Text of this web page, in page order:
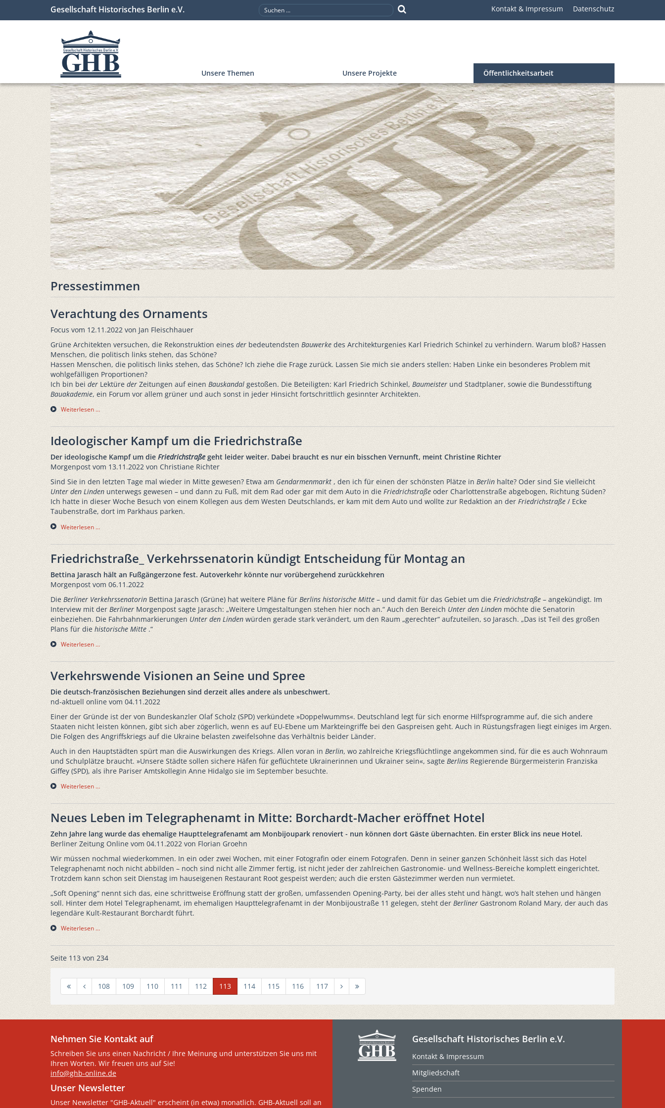
Gesellschaft Historisches Berlin e.V. Kontakt & Impressum Datenschutz
Unsere Themen Unsere Projekte Öffentlichkeitsarbeit
Pressestimmen
Verachtung des Ornaments
Focus vom 12.11.2022 von Jan Fleischhauer
Grüne Architekten versuchen, die Rekonstruktion eines der bedeutendsten Bauwerke des Architekturgenies Karl Friedrich Schinkel zu verhindern. Warum bloß? Hassen
Menschen, die politisch links stehen, das Schöne?
Hassen Menschen, die politisch links stehen, das Schöne? Ich ziehe die Frage zurück. Lassen Sie mich sie anders stellen: Haben Linke ein besonderes Problem mit
wohlgefälligen Proportionen?
Ich bin bei der Lektüre der Zeitungen auf einen Bauskandal gestoßen. Die Beteiligten: Karl Friedrich Schinkel, Baumeister und Stadtplaner, sowie die Bundesstiftung
Bauakademie, ein Forum vor allem grüner und auch sonst in jeder Hinsicht fortschrittlich gesinnter Architekten.
Weiterlesen …
Ideologischer Kampf um die Friedrichstraße
Der ideologische Kampf um die Friedrichstraße geht leider weiter. Dabei braucht es nur ein bisschen Vernunft, meint Christine Richter
Morgenpost vom 13.11.2022 von Christiane Richter
Sind Sie in den letzten Tage mal wieder in Mitte gewesen? Etwa am Gendarmenmarkt , den ich für einen der schönsten Plätze in Berlin halte? Oder sind Sie vielleicht
Unter den Linden unterwegs gewesen – und dann zu Fuß, mit dem Rad oder gar mit dem Auto in die Friedrichstraße oder Charlottenstraße abgebogen, Richtung Süden?
Ich hatte in dieser Woche Besuch von einem Kollegen aus dem Westen Deutschlands, er kam mit dem Auto und wollte zur Redaktion an der Friedrichstraße / Ecke
Taubenstraße, dort im Parkhaus parken.
Weiterlesen …
Friedrichstraße_ Verkehrssenatorin kündigt Entscheidung für Montag an
Bettina Jarasch hält an Fußgängerzone fest. Autoverkehr könnte nur vorübergehend zurückkehren
Morgenpost vom 06.11.2022
Die Berliner Verkehrssenatorin Bettina Jarasch (Grüne) hat weitere Pläne für Berlins historische Mitte – und damit für das Gebiet um die Friedrichstraße – angekündigt. Im
Interview mit der Berliner Morgenpost sagte Jarasch: „Weitere Umgestaltungen stehen hier noch an.“ Auch den Bereich Unter den Linden möchte die Senatorin
einbeziehen. Die Fahrbahnmarkierungen Unter den Linden würden gerade stark verändert, um den Raum „gerechter“ aufzuteilen, so Jarasch. „Das ist Teil des großen
Plans für die historische Mitte .“
Weiterlesen …
Verkehrswende Visionen an Seine und Spree
Die deutsch-französischen Beziehungen sind derzeit alles andere als unbeschwert.
nd-aktuell online vom 04.11.2022
Einer der Gründe ist der von Bundeskanzler Olaf Scholz (SPD) verkündete »Doppelwumms«. Deutschland legt für sich enorme Hilfsprogramme auf, die sich andere
Staaten nicht leisten können, gibt sich aber zögerlich, wenn es auf EU-Ebene um Markteingriffe bei den Gaspreisen geht. Auch in Rüstungsfragen liegt einiges im Argen.
Die Folgen des Angriffskriegs auf die Ukraine belasten zweifelsohne das Verhältnis beider Länder.
Auch in den Hauptstädten spürt man die Auswirkungen des Kriegs. Allen voran in Berlin, wo zahlreiche Kriegsflüchtlinge angekommen sind, für die es auch Wohnraum
und Schulplätze braucht. »Unsere Städte sollen sichere Häfen für geflüchtete Ukrainerinnen und Ukrainer sein«, sagte Berlins Regierende Bürgermeisterin Franziska
Giffey (SPD), als ihre Pariser Amtskollegin Anne Hidalgo sie im September besuchte.
Weiterlesen …
Neues Leben im Telegraphenamt in Mitte: Borchardt-Macher eröffnet Hotel
Zehn Jahre lang wurde das ehemalige Haupttelegrafenamt am Monbijoupark renoviert - nun können dort Gäste übernachten. Ein erster Blick ins neue Hotel.
Berliner Zeitung Online vom 04.11.2022 von Florian Groehn
Wir müssen nochmal wiederkommen. In ein oder zwei Wochen, mit einer Fotografin oder einem Fotografen. Denn in seiner ganzen Schönheit lässt sich das Hotel
Telegraphenamt noch nicht abbilden – noch sind nicht alle Zimmer fertig, ist nicht jeder der zahlreichen Gastronomie- und Wellness-Bereiche komplett eingerichtet.
Trotzdem kann schon seit Dienstag im hauseigenen Restaurant Root gespeist werden; auch die ersten Gästezimmer werden nun vermietet.
„Soft Opening“ nennt sich das, eine schrittweise Eröffnung statt der großen, umfassenden Opening-Party, bei der alles steht und hängt, wo‘s halt stehen und hängen
soll. Hinter dem Hotel Telegraphenamt, im ehemaligen Haupttelegrafenamt in der Monbijoustraße 11 gelegen, steht der Berliner Gastronom Roland Mary, der auch das
legendäre Kult-Restaurant Borchardt führt.
Weiterlesen …
Seite 113 von 234
108 109 110 111 112 113 114 115 116 117
Nehmen Sie Kontakt auf
Schreiben Sie uns einen Nachricht / Ihre Meinung und unterstützen Sie uns mit
Ihren Worten. Wir freuen uns auf Sie!
info@ghb-online.de
Unser Newsletter
Unser Newsletter "GHB-Aktuell" erscheint (in etwa) monatlich. GHB-Aktuell soll an
Gesellschaft Historisches Berlin e.V.
Kontakt & Impressum
Mitgliedschaft
Spenden